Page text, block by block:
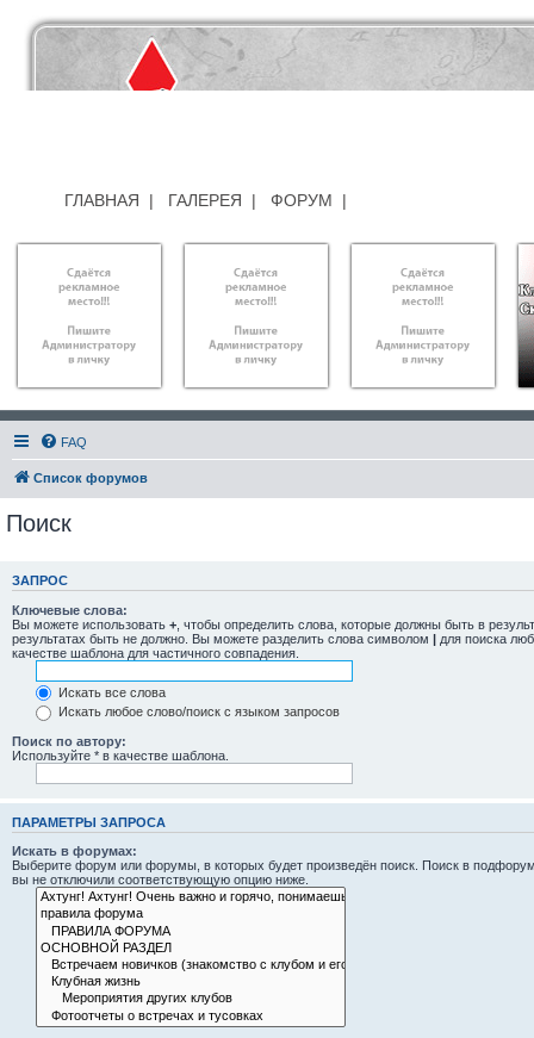
ГЛАВНАЯ | ГАЛЕРЕЯ | ФОРУМ |
FAQ
Список форумов
Поиск
ЗАПРОС
Ключевые слова:
Вы можете использовать + , чтобы определить слова, которые должны быть в
результатах быть не должно. Вы можете разделить слова символом | для поиска
качестве шаблона для частичного совпадения.
Искать все слова
Искать любое слово/поиск с языком запросов
Поиск по автору:
Используйте * в качестве шаблона.
ПАРАМЕТРЫ ЗАПРОСА
Искать в форумах:
Выберите форум или форумы, в которых будет произведён поиск. Поиск в
вы не отключили соответствующую опцию ниже.